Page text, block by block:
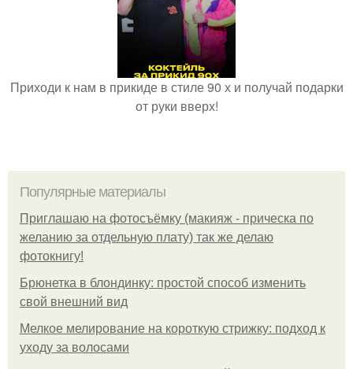
Приходи к нам в прикиде в стиле 90 х и получай подарки
от руки вверх!
Популярные материалы
Приглашаю на фотосъёмку (макияж - прическа по
желанию за отдельную плату) так же делаю
фотокнигу!
Брюнетка в блондинку: простой способ изменить
свой внешний вид
Мелкое мелирование на короткую стрижку: подход к
уходу за волосами